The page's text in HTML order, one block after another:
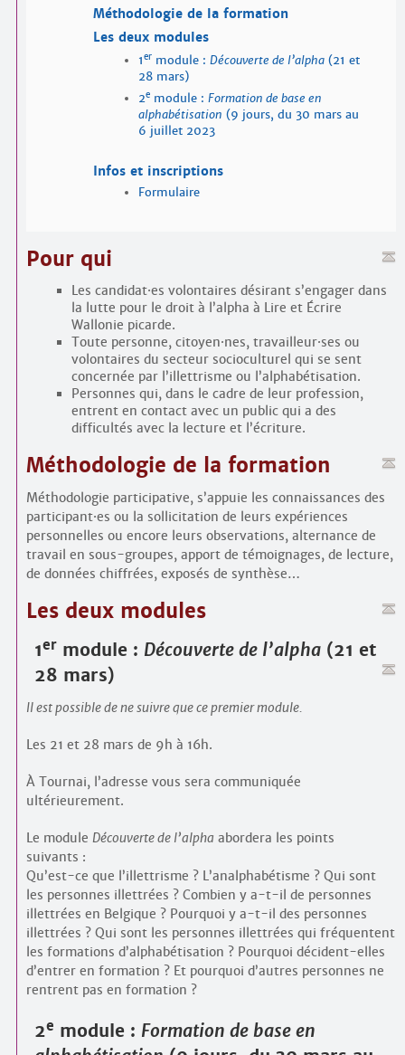
Méthodologie de la formation
Les deux modules
1ermodule : Découverte de l’alpha(21 et
28 mars)
2emodule : Formation de base en
alphabétisation (9 jours, du 30 mars au
6 juillet 2023
Infos et inscriptions
Formulaire
Pour qui
Les candidat·es volontaires désirant s’engager dans
la lutte pour le droit à l’alpha à Lire et Écrire
Wallonie picarde.
Toute personne, citoyen·nes, travailleur·ses ou
volontaires du secteur socioculturel qui se sent
concernée par l’illettrisme ou l’alphabétisation.
Personnes qui, dans le cadre de leur profession,
entrent en contact avec un public qui a des
difficultés avec la lecture et l’écriture.
Méthodologie de la formation
Méthodologie participative, s’appuie les connaissances des
participant·es ou la sollicitation de leurs expériences
personnelles ou encore leurs observations, alternance de
travail en sous-groupes, apport de témoignages, de lecture,
de données chiffrées, exposés de synthèse…
Les deux modules
1er module : Découverte de l’alpha (21 et
28 mars)
Il est possible de ne suivre que ce premier module.
Les 21 et 28 mars de 9h à 16h.
À Tournai, l’adresse vous sera communiquée
ultérieurement.
Le module Découverte de l’alpha abordera les points
suivants :
Qu’est-ce que l’illettrisme ? L’analphabétisme ? Qui sont
les personnes illettrées ? Combien y a-t-il de personnes
illettrées en Belgique ? Pourquoi y a-t-il des personnes
illettrées ? Qui sont les personnes illettrées qui fréquentent
les formations d’alphabétisation ? Pourquoi décident-elles
d’entrer en formation ? Et pourquoi d’autres personnes ne
rentrent pas en formation ?
2e module : Formation de base en